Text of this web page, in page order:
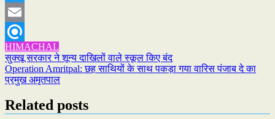
Twitter
Email
Refind
HIMACHAL
Post
navigation
सुक्खू सरकार ने शून्य दाखिलों वाले स्कूल किए बंद
Operation Amritpal: छह साथियों के साथ पकड़ा गया वारिस पंजाब दे का
प्रमुख अमृतपाल
Related posts